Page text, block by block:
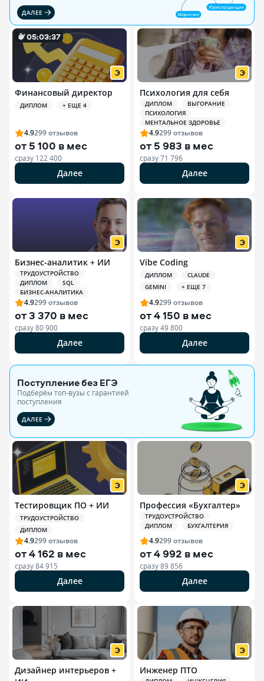
ДАЛЕЕ
05:03:35
Финансовый директор
ДИПЛОМ + ЕЩЕ 4
4.9299отзывов
от 5 100 в мес
сразу 122 400
Далее
Психология для себя
ДИПЛОМ
ВЫГОРАНИЕ
ПСИХОЛОГИЯ
МЕНТАЛЬНОЕ ЗДОРОВЬЕ
4.9299отзывов
от 5 983 в мес
сразу71 796
Далее
Бизнес-аналитик + ИИ
ТРУДОУСТРОЙСТВО
ДИПЛОМ
SQL
БИЗНЕС-АНАЛИТИКА
4.9299отзывов
от3 370 в мес
сразу80 900
Далее
Vibe Coding
ДИПЛОМ
CLAUDE
GEMINI
+ ЕЩЕ 7
4.9299отзывов
от4 150 в мес
сразу49 800
Далее
Поступление без ЕГЭ
Подберём топ-вузы c гарантией
поступления
ДАЛЕЕ
Тестировщик ПО + ИИ
ТРУДОУСТРОЙСТВО
ДИПЛОМ
4.9299отзывов
от4 162 в мес
сразу84 915
Далее
Профессия «Бухгалтер»
ТРУДОУСТРОЙСТВО
ДИПЛОМ
БУХГАЛТЕРИЯ
4.9299отзывов
от4 992 в мес
сразу89 856
Далее
Дизайнер интерьеров +
Инженер ПТО